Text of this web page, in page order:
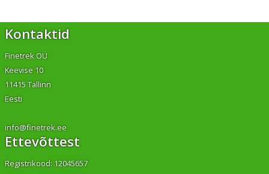
Kontaktid
Finetrek OÜ
Keevise 10
11415 Tallinn
Eesti
info@finetrek.ee
Ettevõttest
Registrikood: 12045657